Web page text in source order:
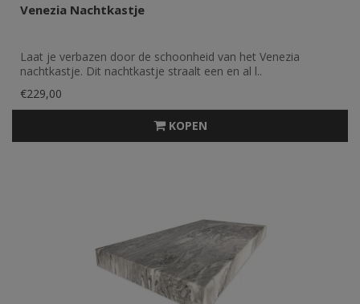
Venezia Nachtkastje
Laat je verbazen door de schoonheid van het Venezia
nachtkastje. Dit nachtkastje straalt een en al l..
€229,00
KOPEN